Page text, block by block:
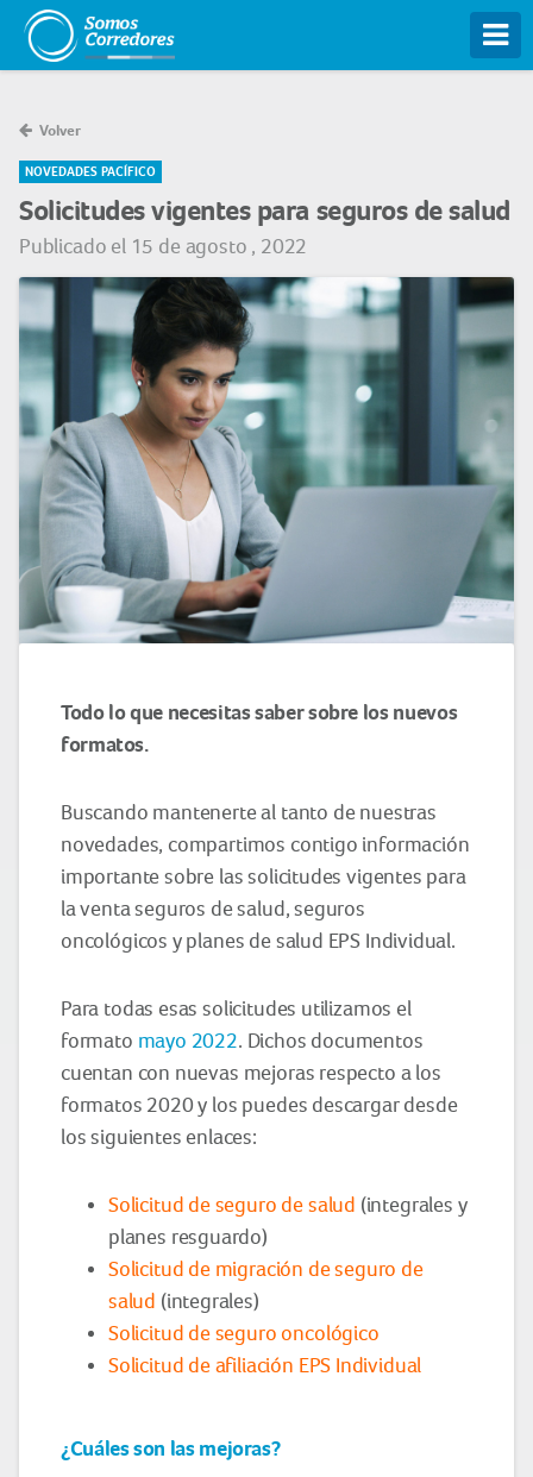
Volver
NOVEDADES PACÍFICO
Solicitudes vigentes para seguros de salud
Publicado el 15 de agosto , 2022
Todo lo que necesitas saber sobre los nuevos
formatos.
Buscando mantenerte al tanto de nuestras
novedades, compartimos contigo información
importante sobre las solicitudes vigentes para
la venta seguros de salud, seguros
oncológicos y planes de salud EPS Individual.
Para todas esas solicitudes utilizamos el
formato mayo 2022. Dichos documentos
cuentan con nuevas mejoras respecto a los
formatos 2020 y los puedes descargar desde
los siguientes enlaces:
Solicitud de seguro de salud (integrales y
planes resguardo)
Solicitud de migración de seguro de
salud (integrales)
Solicitud de seguro oncológico
Solicitud de afiliación EPS Individual
¿Cuáles son las mejoras?